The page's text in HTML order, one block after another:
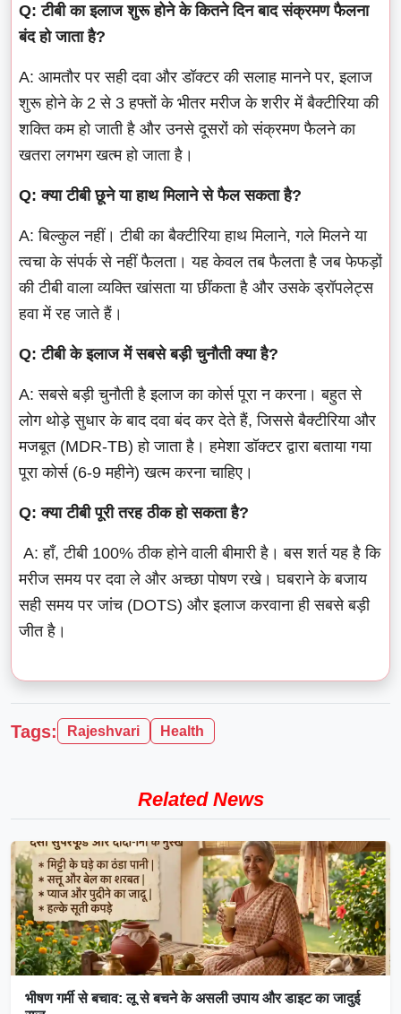
Q: टीबी का इलाज शुरू होने के कितने दिन बाद संक्रमण फैलना
बंद हो जाता है?
A: आमतौर पर सही दवा और डॉक्टर की सलाह मानने पर, इलाज
शुरू होने के 2 से 3 हफ्तों के भीतर मरीज के शरीर में बैक्टीरिया की
शक्ति कम हो जाती है और उनसे दूसरों को संक्रमण फैलने का
खतरा लगभग खत्म हो जाता है।
Q: क्या टीबी छूने या हाथ मिलाने से फैल सकता है?
A: बिल्कुल नहीं। टीबी का बैक्टीरिया हाथ मिलाने, गले मिलने या
त्वचा के संपर्क से नहीं फैलता। यह केवल तब फैलता है जब फेफड़ों
की टीबी वाला व्यक्ति खांसता या छींकता है और उसके ड्रॉपलेट्स
हवा में रह जाते हैं।
Q: टीबी के इलाज में सबसे बड़ी चुनौती क्या है?
A: सबसे बड़ी चुनौती है इलाज का कोर्स पूरा न करना। बहुत से
लोग थोड़े सुधार के बाद दवा बंद कर देते हैं, जिससे बैक्टीरिया और
मजबूत (MDR-TB) हो जाता है। हमेशा डॉक्टर द्वारा बताया गया
पूरा कोर्स (6-9 महीने) खत्म करना चाहिए।
Q: क्या टीबी पूरी तरह ठीक हो सकता है?
A: हाँ, टीबी 100% ठीक होने वाली बीमारी है। बस शर्त यह है कि
मरीज समय पर दवा ले और अच्छा पोषण रखे। घबराने के बजाय
सही समय पर जांच (DOTS) और इलाज करवाना ही सबसे बड़ी
जीत है।
Tags: Rajeshvari Health
Related News
भीषण गर्मी से बचाव: लू से बचने के असली उपाय और डाइट का जादुई